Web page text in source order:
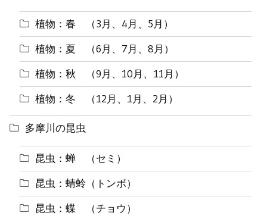
植物：春 （3月、4月、5月）
植物：夏 （6月、7月、8月）
植物：秋 （9月、10月、11月）
植物：冬 （12月、1月、2月）
多摩川の昆虫
昆虫：蝉 （セミ）
昆虫：蜻蛉（トンボ）
昆虫：蝶 （チョウ）